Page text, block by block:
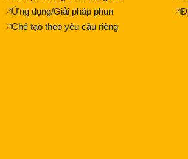
Ứng dụng/Giải pháp phun
Chế tạo theo yêu cầu riêng